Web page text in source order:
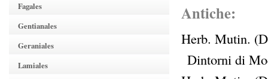
Fagales
Gentianales
Geraniales
Lamiales
Antiche:
Herb. Mutin.
Dintorni di